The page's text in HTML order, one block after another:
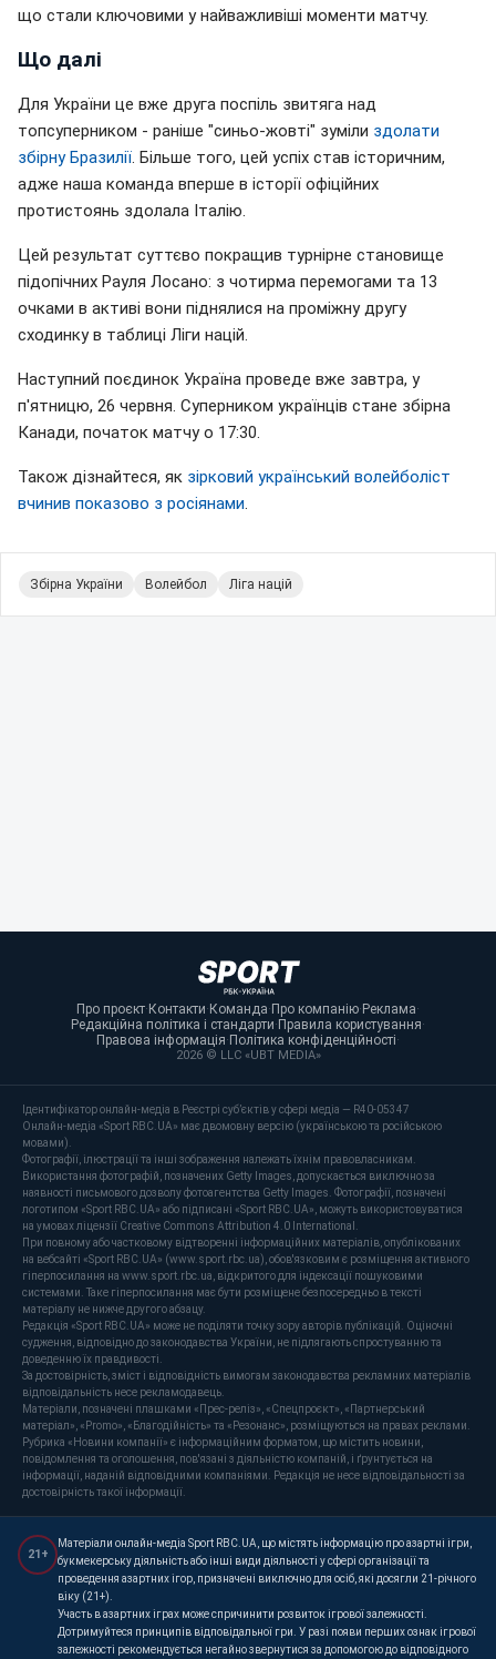
що стали ключовими у найважливіші моменти матчу.
Що далі
Для України це вже друга поспіль звитяга над
топсуперником - раніше "синьо-жовті" зуміли здолати
збірну Бразилії. Більше того, цей успіх став історичним,
адже наша команда вперше в історії офіційних
протистоянь здолала Італію.
Цей результат суттєво покращив турнірне становище
підопічних Рауля Лосано: з чотирма перемогами та 13
очками в активі вони піднялися на проміжну другу
сходинку в таблиці Ліги націй.
Наступний поєдинок Україна проведе вже завтра, у
п'ятницю, 26 червня. Суперником українців стане збірна
Канади, початок матчу о 17:30.
Також дізнайтеся, як зірковий український волейболіст
вчинив показово з росіянами.
Збірна України Волейбол Ліга націй
Про проєкт·Контакти·Команда·Про компанію·Реклама·
Редакційна політика і стандарти·Правила користування·
Правова інформація·Політика конфіденційності·
2026 © LLC «UBT MEDIA»
Ідентифікатор онлайн-медіа в Реєстрі суб’єктів у сфері медіа — R40-05347
Онлайн-медіа «Sport RBC.UA» має двомовну версію (українською та російською
мовами).
Фотографії, ілюстрації та інші зображення належать їхнім правовласникам.
Використання фотографій, позначених Getty Images, допускається виключно за
наявності письмового дозволу фотоагентства Getty Images. Фотографії, позначені
логотипом «Sport RBC.UA» або підписані «Sport RBC.UA», можуть використовуватися
на умовах ліцензії Creative Commons Attribution 4.0 International.
При повному або частковому відтворенні інформаційних матеріалів, опублікованих
на вебсайті «Sport RBC.UA» (www.sport.rbc.ua), обов'язковим є розміщення активного
гіперпосилання на www.sport.rbc.ua, відкритого для індексації пошуковими
системами. Таке гіперпосилання має бути розміщене безпосередньо в тексті
матеріалу не нижче другого абзацу.
Редакція «Sport RBC.UA» може не поділяти точку зору авторів публікацій. Оціночні
судження, відповідно до законодавства України, не підлягають спростуванню та
доведенню їх правдивості.
За достовірність, зміст і відповідність вимогам законодавства рекламних матеріалів
відповідальність несе рекламодавець.
Матеріали, позначені плашками «Прес-реліз», «Спецпроєкт», «Партнерський
матеріал», «Promo», «Благодійність» та «Резонанс», розміщуються на правах реклами.
Рубрика «Новини компанії» є інформаційним форматом, що містить новини,
повідомлення та оголошення, пов'язані з діяльністю компаній, і ґрунтується на
інформації, наданій відповідними компаніями. Редакція не несе відповідальності за
достовірність такої інформації.
21+
Матеріали онлайн-медіа Sport RBC.UA, що містять інформацію про азартні ігри,
букмекерську діяльність або інші види діяльності у сфері організації та
проведення азартних ігор, призначені виключно для осіб, які досягли 21-річного
віку (21+).
Участь в азартних іграх може спричинити розвиток ігрової залежності.
Дотримуйтеся принципів відповідальної гри. У разі появи перших ознак ігрової
залежності рекомендується негайно звернутися за допомогою до відповідного